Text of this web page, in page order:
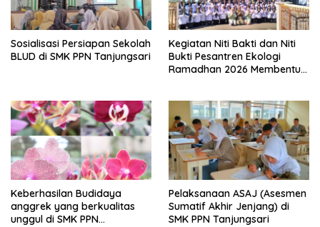
Sosialisasi Persiapan Sekolah
BLUD di SMK PPN Tanjungsari
Kegiatan Niti Bakti dan Niti
Bukti Pesantren Ekologi
Ramadhan 2026 Membentuk
SMK PPN Tanjungsari
Keberhasilan Budidaya
anggrek yang berkualitas
unggul di SMK PPN
Pelaksanaan ASAJ (Asesmen
Sumatif Akhir Jenjang) di
SMK PPN Tanjungsari